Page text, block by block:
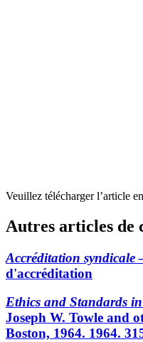
Veuillez télécharger l’article
Autres articles de
Accréditation syndicale
d'accréditation
Ethics and Standards
Joseph W. Towle and
Boston, 1964. 1964.